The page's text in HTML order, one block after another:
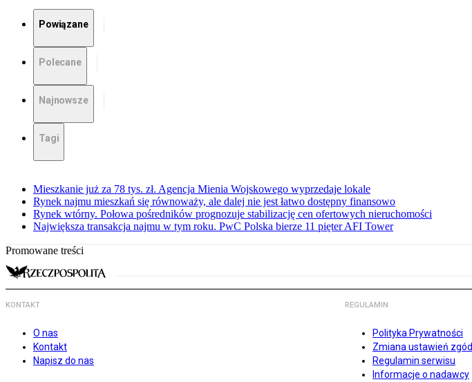
Powiązane
Polecane
Najnowsze
Tagi
Mieszkanie już za 78 tys. zł. Agencja Mienia Wojskowego wyprzedaje lokale
Rynek najmu mieszkań się równoważy, ale dalej nie jest łatwo dostępny finansowo
Rynek wtórny. Połowa pośredników prognozuje stabilizację cen ofertowych nieruchomości
Największa transakcja najmu w tym roku. PwC Polska bierze 11 pięter AFI Tower
Promowane treści
KONTAKT
O nas
Kontakt
Napisz do nas
REGULAMIN
Polityka Prywatności
Zmiana ustawień zgód
Regulamin serwisu
Informacje o nadawcy